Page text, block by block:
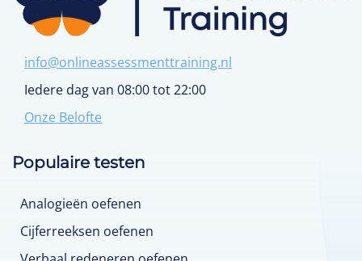
info@onlineassessmenttraining.nl
Iedere dag van 08:00 tot 22:00
Onze Belofte
Populaire testen
Analogieën oefenen
Cijferreeksen oefenen